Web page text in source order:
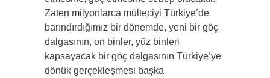
Zaten milyonlarca mülteciyi Türkiye’de
barındırdığımız bir dönemde, yeni bir göç
dalgasının, on binler, yüz binleri
kapsayacak bir göç dalgasının Türkiye’ye
dönük gerçekleşmesi başka